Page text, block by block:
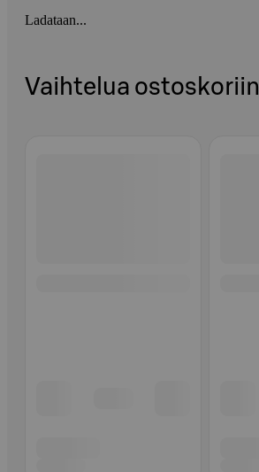
Ladataan...
Vaihtelua ostoskoriin